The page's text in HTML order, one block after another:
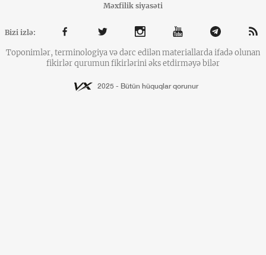
Məxfilik siyasəti
Bizi izlə:
Toponimlər, terminologiya və dərc edilən materiallarda ifadə olunan
fikirlər qurumun fikirlərini əks etdirməyə bilər
2025 - Bütün hüquqlar qorunur